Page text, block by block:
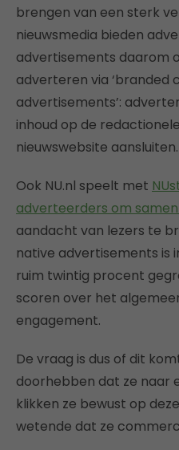
brengen van een sterk
nieuwsmedia bieden
advertisements daarom
adverteren via ‘branded
advertisements’:
inhoud op de
nieuwswebsite aansluiten.
Ook NU.nl speelt met
adverteerders om
aandacht van lezers te
native advertisements is
ruim twintig procent
scoren over het
engagement.
De vraag is dus of dit
doorhebben dat ze naar
klikken ze bewust op
wetende dat ze